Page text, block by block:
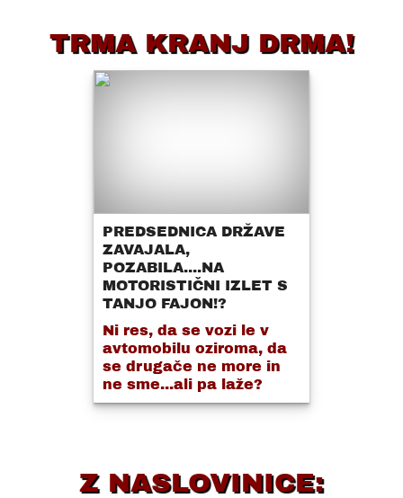
TRMA KRANJ DRMA!
PREDSEDNICA DRŽAVE
ZAVAJALA,
POZABILA....NA
MOTORISTIČNI IZLET S
TANJO FAJON!?
Ni res, da se vozi le v
avtomobilu oziroma, da
se drugače ne more in
ne sme...ali pa laže?
Z NASLOVINICE: